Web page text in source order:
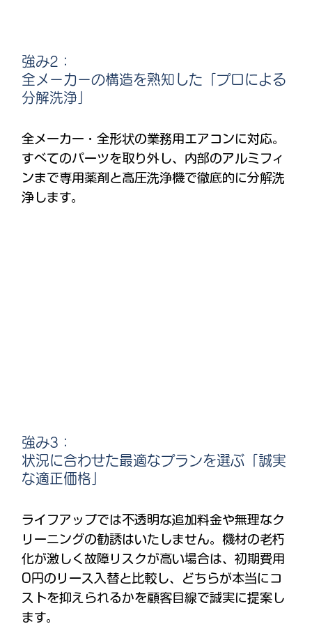
強み2：
全メーカーの構造を熟知した「プロによる
分解洗浄」
全メーカー・全形状の業務用エアコンに対応。
すべてのパーツを取り外し、内部のアルミフィ
ンまで専用薬剤と高圧洗浄機で徹底的に分解洗
浄します。
強み3：
状況に合わせた最適なプランを選ぶ「誠実
な適正価格」
ライフアップでは不透明な追加料金や無理なク
リーニングの勧誘はいたしません。機材の老朽
化が激しく故障リスクが高い場合は、初期費用
0円のリース入替と比較し、どちらが本当にコ
ストを抑えられるかを顧客目線で誠実に提案し
ます。